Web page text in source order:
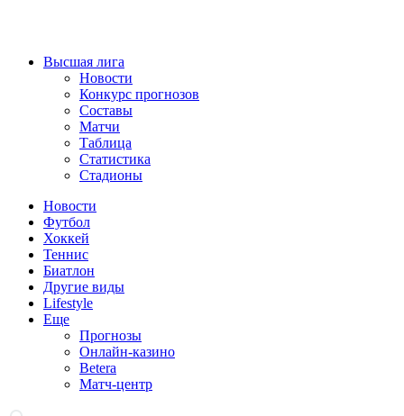
Высшая лига
Новости
Конкурс прогнозов
Составы
Матчи
Таблица
Статистика
Стадионы
Новости
Футбол
Хоккей
Теннис
Биатлон
Другие виды
Lifestyle
Еще
Прогнозы
Онлайн-казино
Betera
Матч-центр